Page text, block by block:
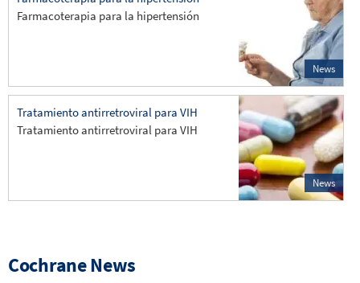
Farmacoterapia para la hipertensión
News
Tratamiento antirretroviral para VIH
Tratamiento antirretroviral para VIH
News
Cochrane News